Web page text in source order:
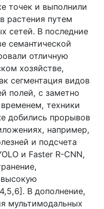
точек и выполнили
растения путем
сетей. В последние
семантической
отличную
хозяйстве,
сегментация видов
полей, с заметно
техники
добились прорывов
например,
и подсчета
и Faster R-CNN,
В дополнение,
мультимодальных